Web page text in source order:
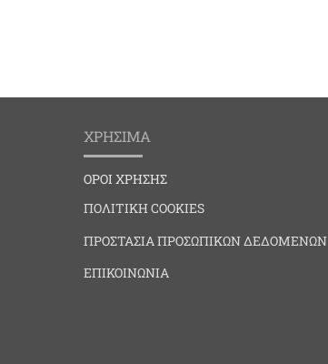
ΧΡΗΣΙΜΑ
ΟΡΟΙ ΧΡΗΣΗΣ
ΠΟΛΙΤΙΚΗ COOKIES
ΠΡΟΣΤΑΣΙΑ ΠΡΟΣΩΠΙΚΩΝ ΔΕΔΟΜΕΝΩΝ
ΕΠΙΚΟΙΝΩΝΙΑ